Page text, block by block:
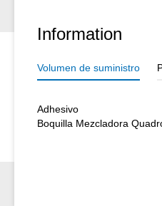
Information
Volumen de suministro
Adhesivo
Boquilla Mezcladora